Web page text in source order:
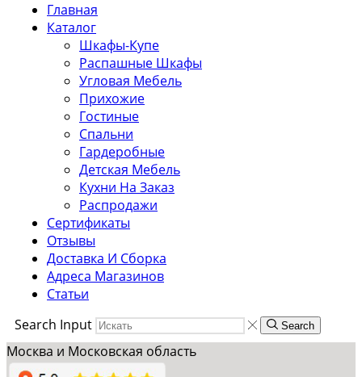
Главная
Каталог
Шкафы-Купе
Распашные Шкафы
Угловая Мебель
Прихожие
Гостиные
Спальни
Гардеробные
Детская Мебель
Кухни На Заказ
Распродажи
Сертификаты
Отзывы
Доставка И Сборка
Адреса Магазинов
Статьи
Search Input
Search
Москва и Московская область